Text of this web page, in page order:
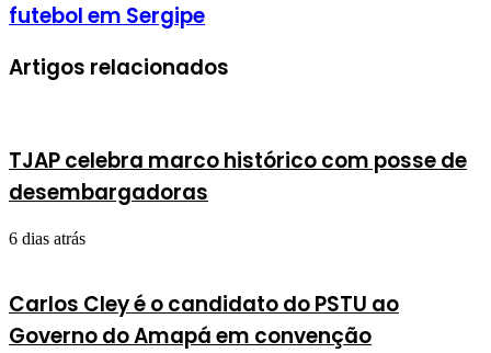
futebol em Sergipe
Artigos relacionados
TJAP celebra marco histórico com posse de
desembargadoras
6 dias atrás
Carlos Cley é o candidato do PSTU ao
Governo do Amapá em convenção